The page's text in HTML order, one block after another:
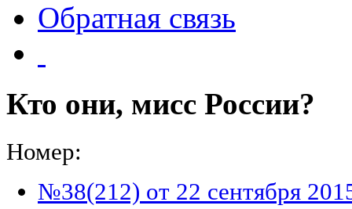
Обратная связь
Кто они, мисс России?
Номер:
№38(212) от 22 сентября